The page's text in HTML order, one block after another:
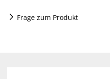
Frage zum Produkt